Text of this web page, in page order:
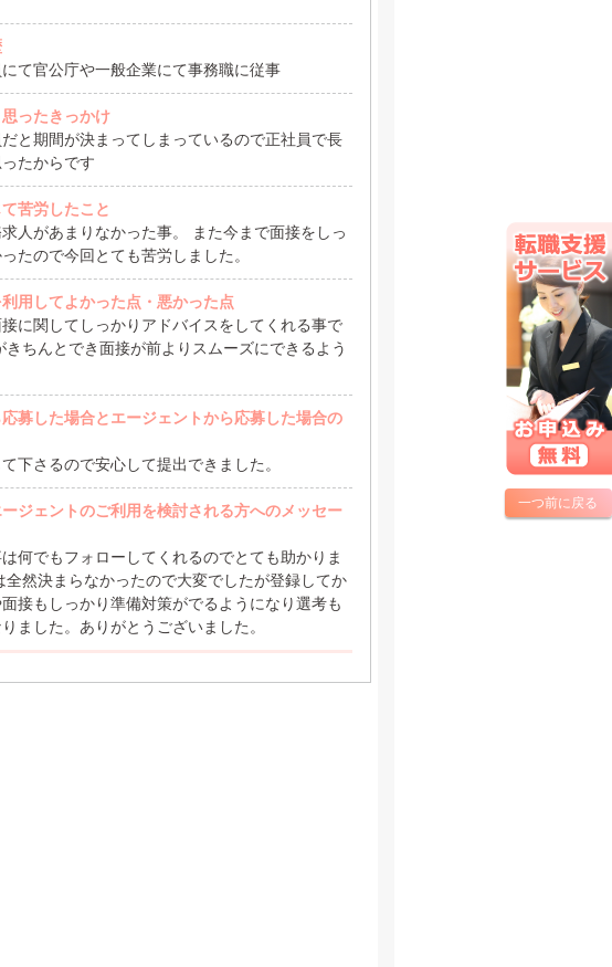
一つ前に戻る
て官公庁や一般企業にて事務職に従事
ったきっかけ
と期間が決まってしまっているので正社員で長
たからです
苦労したこと
人があまりなかった事。 また今まで面接をしっ
たので今回とても苦労しました。
用してよかった点・悪かった点
に関してしっかりアドバイスをしてくれる事で
きちんとでき面接が前よりスムーズにできるよう
募した場合とエージェントから応募した場合の
下さるので安心して提出できました。
ジェントのご利用を検討される方へのメッセー
何でもフォローしてくれるのでとても助かりま
全然決まらなかったので大変でしたが登録してか
接もしっかり準備対策がでるようになり選考も
ました。ありがとうございました。